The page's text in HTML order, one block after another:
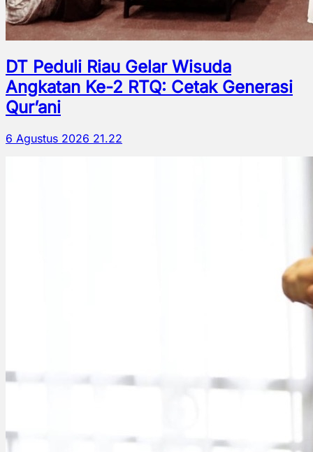
DT Peduli Riau Gelar Wisuda
Angkatan Ke-2 RTQ: Cetak Generasi
Qur’ani
6 Agustus 2026 21.22